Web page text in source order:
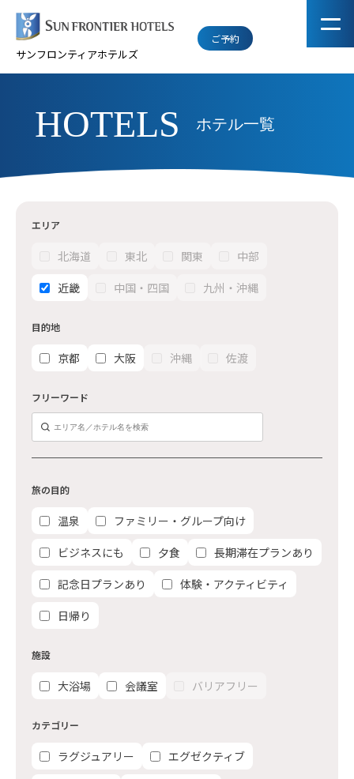
サンフロンティアホテルズ
ご予約
HOTELS ホテル一覧
エリア
北海道 東北 関東
中部
近畿
中国・四国 九州・沖縄
目的地
京都 大阪 沖縄 佐渡
フリーワード
旅の目的
温泉
ファミリー・グループ向け
ビジネスにも
夕食
長期滞在プランあり
記念日プランあり
体験・アクティビティ
日帰り
施設
大浴場 会議室 バリアフリー
カテゴリー
ラグジュアリー
エグゼクティブ